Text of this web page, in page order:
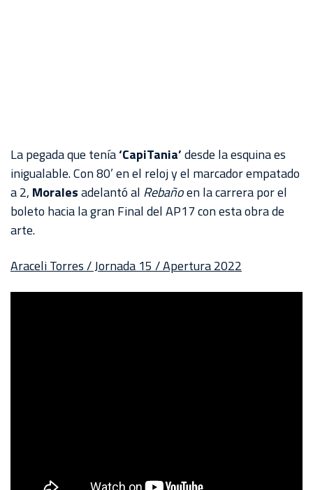
La pegada que tenía‘CapiTania’desde la esquina es
inigualable. Con 80’ en el reloj y el marcador empatado
a 2, Moralesadelantó al Rebañoen la carrera por el
boleto hacia la gran Final del AP17 con esta obra de
arte.
Araceli Torres / Jornada 15 / Apertura 2022